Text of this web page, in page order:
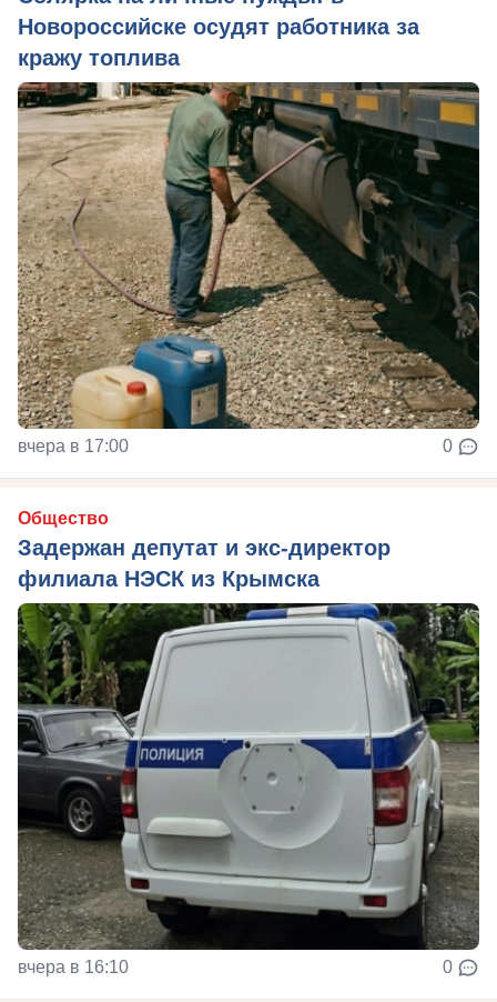
Новороссийске осудят работника за
кражу топлива
вчера в 17:00 0
Общество
Задержан депутат и экс-директор
филиала НЭСК из Крымска
вчера в 16:10 0